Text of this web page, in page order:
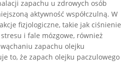
zapachu u zdrowych osób
aktywność współczulną. W
fizjologiczne, takie jak ciśnienie
i fale mózgowe, również
wąchaniu zapachu olejku
to, że zapach olejku paczulowego